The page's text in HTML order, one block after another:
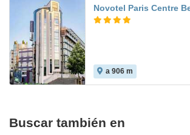
Novotel Paris Centre
a 906 m
Buscar también en